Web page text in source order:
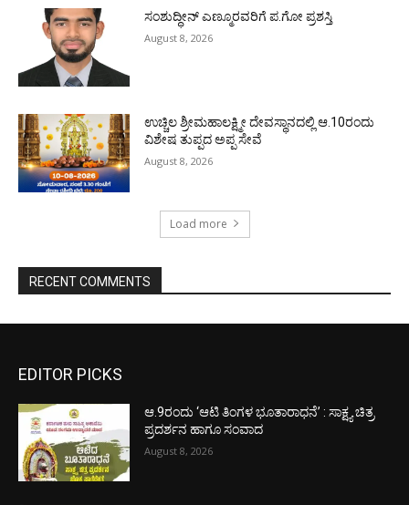
ಸಂಶುದ್ಧೀನ್ ಎಣ್ಮೂರವರಿಗೆ ಪ.ಗೋ ಪ್ರಶಸ್ತಿ
August 8, 2026
ಉಚ್ಚಿಲ ಶ್ರೀಮಹಾಲಕ್ಷ್ಮೀ ದೇವಸ್ಥಾನದಲ್ಲಿ ಆ.10ರಂದು
ವಿಶೇಷ ತುಪ್ಪದ ಅಪ್ಪ ಸೇವೆ
August 8, 2026
Load more
RECENT COMMENTS
EDITOR PICKS
ಆ.9ರಂದು ‘ಆಟಿ ತಿಂಗಳ ಭೂತಾರಾಧನೆ’ : ಸಾಕ್ಷ್ಯ ಚಿತ್ರ
ಪ್ರದರ್ಶನ ಹಾಗೂ ಸಂವಾದ
August 8, 2026